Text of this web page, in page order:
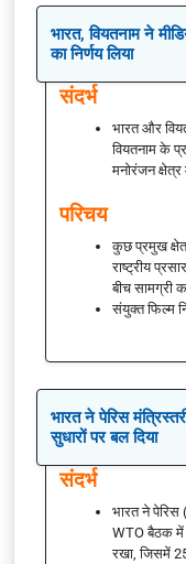
भारत, वियतनाम ने
का निर्णय लिया
संदर्भ
भारत और
वियतनाम के
मनोरंजन
परिचय
कुछ प्रमुख
राष्ट्रीय
बीच सामग्री
संयुक्त फिल्म
भारत ने पेरिस
सुधारों पर बल दिया
संदर्भ
भारत ने
WTO बैठक में
रखा, जिसमें